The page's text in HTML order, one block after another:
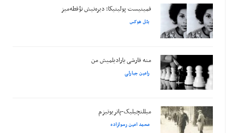
فمینیست پولیتیکا: دیره‌نیش نؤقطه‌میز
بئل هوکس
منه قارشی یارادیلمیش من
رامین جبارلی
میللتچیلیک-پاتریوتیزم
محمد امین رسولزاده